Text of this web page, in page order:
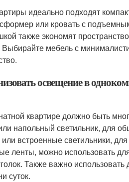
идеально подходят
или кровать с
также экономят
Выбирайте мебель с
освещение в
квартире должно быть
напольный светильник, для
встроенные светильники,
ленты, можно использовать
Также важно
суток.